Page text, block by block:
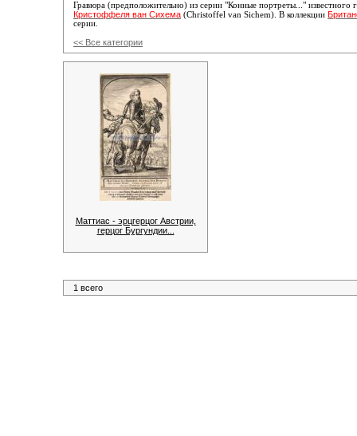
Гравюра (предположительно) из серии "Конные портреты..." известного
Кристоффеля ван Сихема (Christoffel van Sichem). В коллекции
серии.
<< Все категории
Маттиас - эрцгерцог Австрии,
герцог Бургундии...
1 всего